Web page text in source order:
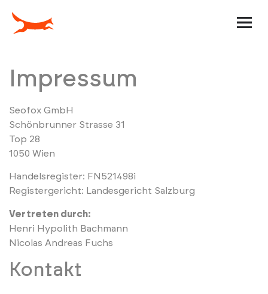
Impressum
Seofox GmbH
Schönbrunner Strasse 31
Top 28
1050 Wien
Handelsregister: FN521498i
Registergericht: Landesgericht Salzburg
Vertreten durch:
Henri Hypolith Bachmann
Nicolas Andreas Fuchs
Kontakt